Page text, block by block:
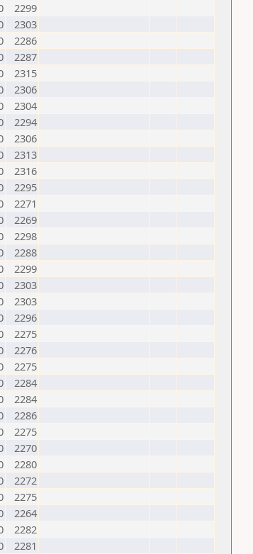
2299
2303
2286
2287
2315
2306
2304
2294
2306
2313
2316
2295
2271
2269
2298
2288
2299
2303
2303
2296
2275
2276
2275
2284
2284
2286
2275
2270
2280
2272
2275
2264
2282
2281